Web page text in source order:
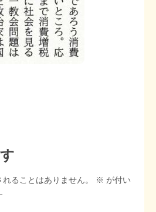
ることはありません。 ※ が付い